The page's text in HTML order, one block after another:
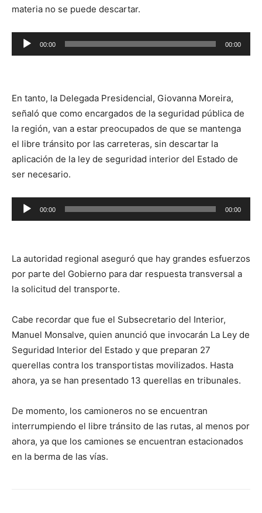
materia no se puede descartar.
Reproductor
de
00:00 00:00
En tanto, la Delegada Presidencial, Giovanna Moreira,
señaló que como encargados de la seguridad pública de
la región, van a estar preocupados de que se mantenga
el libre tránsito por las carreteras, sin descartar la
aplicación de la ley de seguridad interior del Estado de
ser necesario.
Reproductor
de
00:00 00:00
La autoridad regional aseguró que hay grandes esfuerzos
por parte del Gobierno para dar respuesta transversal a
la solicitud del transporte.
Cabe recordar que fue el Subsecretario del Interior,
Manuel Monsalve, quien anunció que invocarán La Ley de
Seguridad Interior del Estado y que preparan 27
querellas contra los transportistas movilizados. Hasta
ahora, ya se han presentado 13 querellas en tribunales.
De momento, los camioneros no se encuentran
interrumpiendo el libre tránsito de las rutas, al menos por
ahora, ya que los camiones se encuentran estacionados
en la berma de las vías.